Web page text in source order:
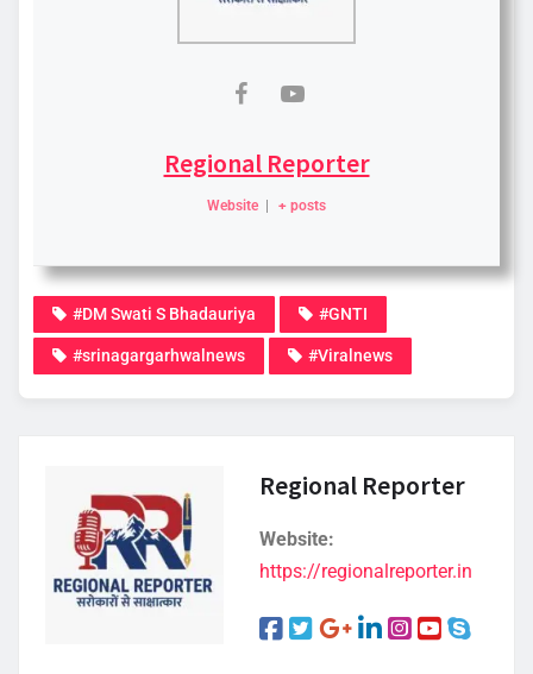
Regional Reporter
Website + posts
#DM Swati S Bhadauriya #GNTI
#srinagargarhwalnews #Viralnews
Regional Reporter
Website:
https://regionalreporter.in